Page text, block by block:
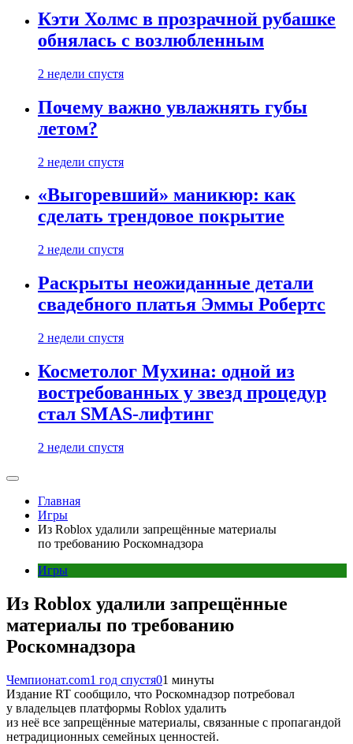
Кэти Холмс в прозрачной рубашке
обнялась с возлюбленным
2 недели спустя
Почему важно увлажнять губы
летом?
2 недели спустя
«Выгоревший» маникюр: как
сделать трендовое покрытие
2 недели спустя
Раскрыты неожиданные детали
свадебного платья Эммы Робертс
2 недели спустя
Косметолог Мухина: одной из
востребованных у звезд процедур
стал SMAS-лифтинг
2 недели спустя
Главная
Игры
Из Roblox удалили запрещённые материалы
по требованию Роскомнадзора
Игры
Из Roblox удалили запрещённые
материалы по требованию
Роскомнадзора
Чемпионат.com1 год спустя01 минуты
Издание RT сообщило, что Роскомнадзор потребовал
у владельцев платформы Roblox удалить
из неё все запрещённые материалы, связанные с пропагандой
нетрадиционных семейных ценностей.